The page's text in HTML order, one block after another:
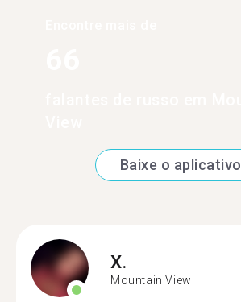
Baixe o aplicativo
X.
Mountain View